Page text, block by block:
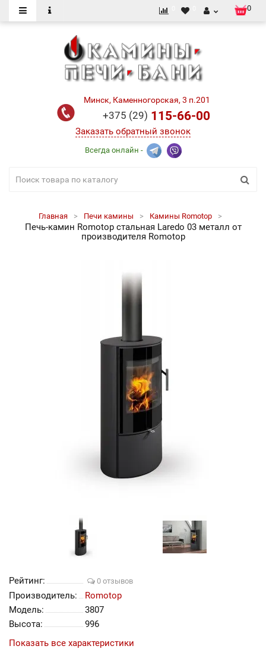
0
Минск, Каменногорская, 3 п.201
+375 (29) 115-66-00
Заказать обратный звонок
Всегда онлайн -
Главная Печи камины Камины Romotop
Печь-камин Romotop стальная Laredo 03 металл от
производителя Romotop
Рейтинг: 0 отзывов
Производитель:
Romotop
Модель:
3807
Высота:
996
Показать все характеристики